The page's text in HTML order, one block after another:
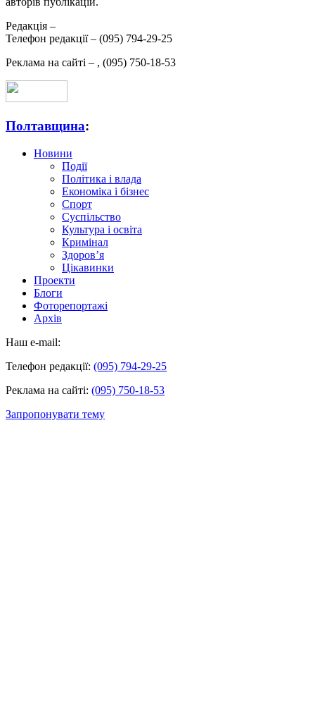
Редакція –
Телефон редакції – (095) 794-29-25
Реклама на сайті – , (095) 750-18-53
Полтавщина:
Новини
Події
Політика і влада
Економіка і бізнес
Спорт
Суспільство
Культура і освіта
Кримінал
Здоров’я
Цікавинки
Проекти
Блоги
Фоторепортажі
Архів
Наш e-mail:
Телефон редакції: (095) 794-29-25
Реклама на сайті: (095) 750-18-53
Запропонувати тему